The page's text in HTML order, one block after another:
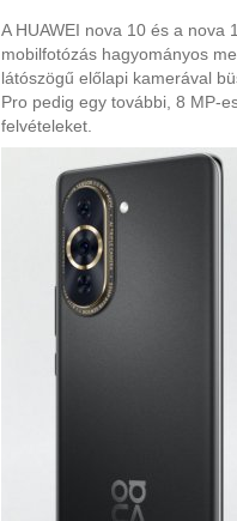
A HUAWEI nova 10 és a nova
mobilfotózás hagyományos
látószögű előlapi kamerával
Pro pedig egy további, 8 MP-
felvételeket.